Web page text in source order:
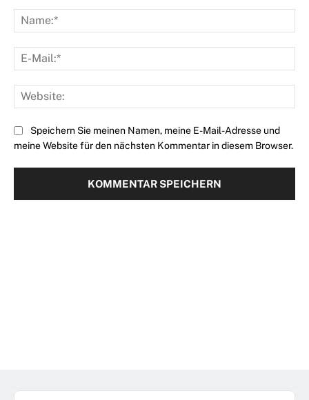
Speichern Sie meinen Namen, meine E-Mail-Adresse und
meine Website für den nächsten Kommentar in diesem Browser.